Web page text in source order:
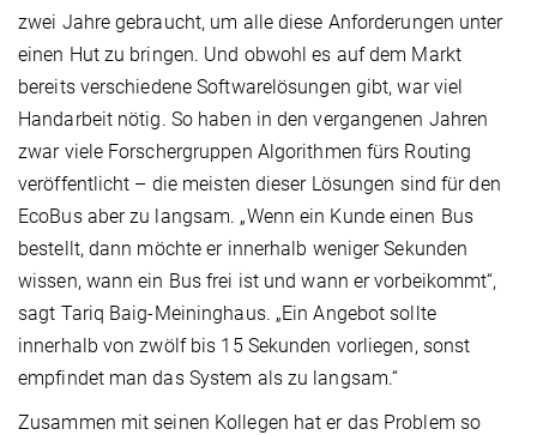
zwei Jahre gebraucht, um alle diese Anforderungen unter
einen Hut zu bringen. Und obwohl es auf dem Markt
bereits verschiedene Softwarelösungen gibt, war viel
Handarbeit nötig. So haben in den vergangenen Jahren
zwar viele Forschergruppen Algorithmen fürs Routing
veröffentlicht – die meisten dieser Lösungen sind für den
EcoBus aber zu langsam. „Wenn ein Kunde einen Bus
bestellt, dann möchte er innerhalb weniger Sekunden
wissen, wann ein Bus frei ist und wann er vorbeikommt“,
sagt Tariq Baig-Meininghaus. „Ein Angebot sollte
innerhalb von zwölf bis 15 Sekunden vorliegen, sonst
empfindet man das System als zu langsam.“
Zusammen mit seinen Kollegen hat er das Problem so